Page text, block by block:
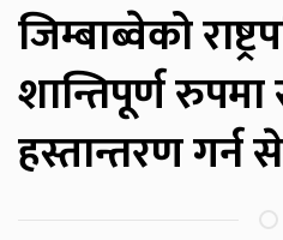
जिम्बाब्वेको
शान्तिपूर्ण रुपमा
हस्तान्तरण गर्न